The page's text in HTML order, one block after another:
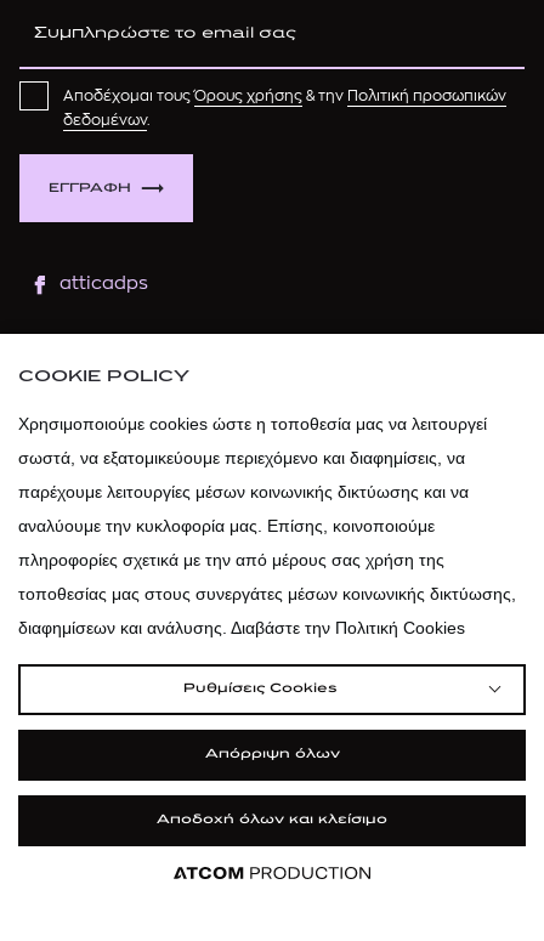
ΕΓΓΡΑΦΗ
Αποδέχομαι τουςΌρους χρήσης & την
Πολιτική προσωπικών
δεδομένων.
atticadps
atticadps
| Πολιτική Cookies | Κώδικας Δεοντολογίας
Προστασία Προσωπικών Δεδομένων
COOKIE POLICY
Χρησιμοποιούμε cookies ώστε η τοποθεσία μας να λειτουργεί
σωστά, να εξατομικεύουμε περιεχόμενο και διαφημίσεις, να
παρέχουμε λειτουργίες μέσων κοινωνικής δικτύωσης και να
αναλύουμε την κυκλοφορία μας. Επίσης, κοινοποιούμε
πληροφορίες σχετικά με την από μέρους σας χρήση της
τοποθεσίας μας στους συνεργάτες μέσων κοινωνικής δικτύωσης,
διαφημίσεων και ανάλυσης. Διαβάστε την Πολιτική Cookies
Ρυθμίσεις Cookies
Απόρριψη όλων
Αποδοχή όλων και κλείσιμο